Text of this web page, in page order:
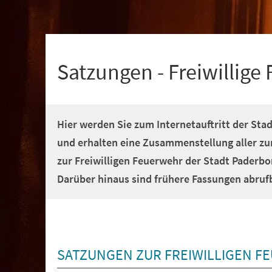
Satzungen - Freiwillige
Hier werden Sie zum Internetauftritt der
und erhalten eine Zusammenstellung aller
zur Freiwilligen Feuerwehr der Stadt
Darüber hinaus sind frühere Fassungen
SATZUNGEN ZUR FREIWILLIGEN